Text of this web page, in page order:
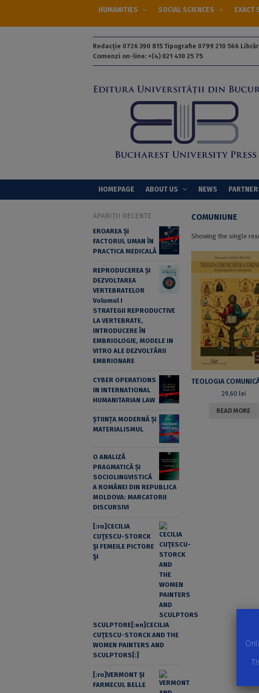
HUMANITIES SOCIAL SCIENCES EXACT
Redacție 0726 390 815 Tipografie 0799 210 566
Comenzi on-line: +(4) 021 410 25 75
HOMEPAGE ABOUT US NEWS
COMUNIUNE
Showing the single
29,60 lei
READ MORE
APARIȚII RECENTE
EROAREA ȘI
FACTORUL UMAN ÎN
PRACTICA MEDICALĂ
REPRODUCEREA ȘI
DEZVOLTAREA
VERTEBRATELOR
Volumul I
STRATEGII REPRODUCTIVE
LA VERTEBRATE,
INTRODUCERE ÎN
EMBRIOLOGIE, MODELE IN
VITRO ALE DEZVOLTĂRII
EMBRIONARE
CYBER OPERATIONS
IN INTERNATIONAL
HUMANITARIAN LAW
ȘTIINȚA MODERNĂ ȘI
MATERIALISMUL
O ANALIZĂ
PRAGMATICĂ ȘI
SOCIOLINGVISTICĂ
A ROMÂNEI DIN REPUBLICA
MOLDOVA: MARCATORII
DISCURSIVI
[:ro]CECILIA
CUŢESCU-STORCK
ŞI FEMEILE PICTORE
ŞI
SCULPTORE[:en]CECILIA
CUŢESCU-STORCK AND THE
WOMEN PAINTERS AND
SCULPTORS[:]
[:ro]VERMONT ȘI
FARMECUL BELLE